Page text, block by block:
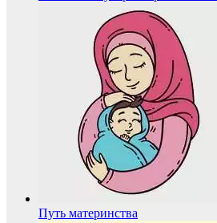
Путь материнства